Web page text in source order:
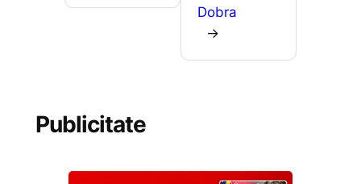
Dobra
→
Publicitate